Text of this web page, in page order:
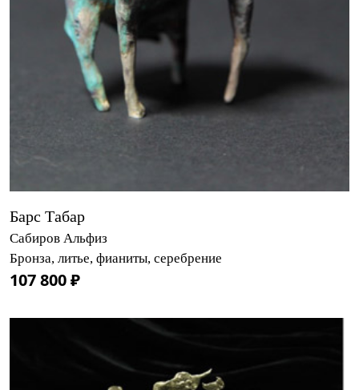
Барс Табар
Сабиров Альфиз
Бронза, литье, фианиты, серебрение
107 800 ₽